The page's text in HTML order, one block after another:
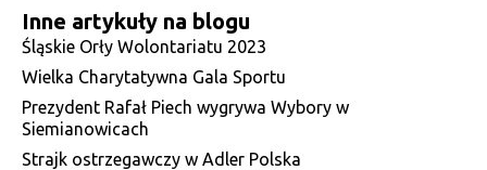
Inne artykuły na blogu
Śląskie Orły Wolontariatu 2023
Wielka Charytatywna Gala Sportu
Prezydent Rafał Piech wygrywa Wybory w
Siemianowicach
Strajk ostrzegawczy w Adler Polska